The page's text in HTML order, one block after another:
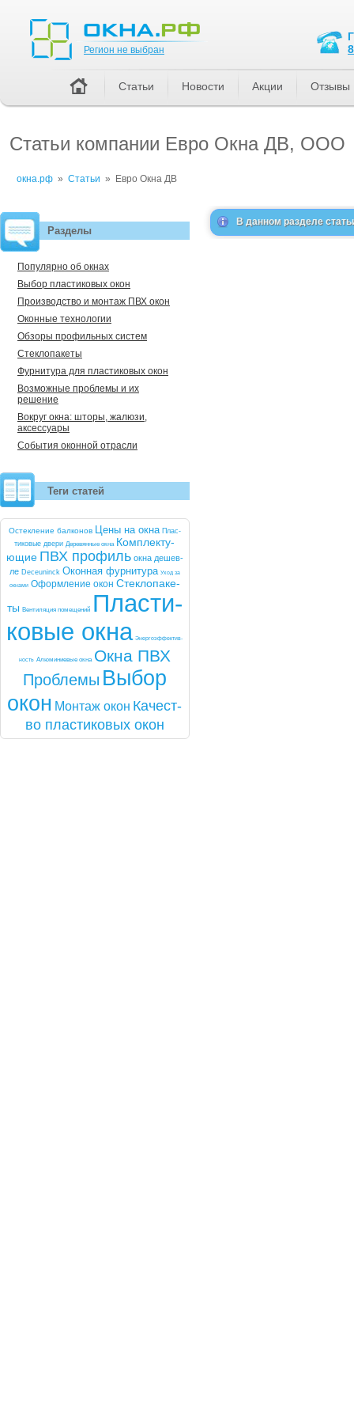
Статьи компании Евро Окна ДВ, ООО
окна.рф » Статьи » Евро Окна ДВ
В данном разделе
Разделы
Популярно об окнах
Выбор пластиковых окон
Производство и монтаж ПВХ окон
Оконные технологии
Обзоры профильных систем
Стеклопакеты
Фурнитура для пластиковых окон
Возможные проблемы и их
решение
Вокруг окна: шторы, жалюзи,
аксессуары
События оконной отрасли
Теги статей
Ос­текле­ние бал­ко­нов Це­ны на ок­на Плас­
ти­ковые две­ри Де­ревян­ные ок­на Комп­лек­ту­
ющие ПВХ про­филь ок­на де­шев­
ле De­ce­uninck Окон­ная фур­ни­тура Уход за
ок­на­ми Оформ­ле­ние окон Стек­ло­паке­
ты Вен­ти­ляция по­меще­ний Плас­ти­
ковые ок­на Энер­го­эф­фектив­
ность Алю­мини­евые ок­на Ок­на ПВХ
Проб­ле­мы Вы­бор
окон Мон­таж окон Ка­чест­
во плас­ти­ковых окон
Регион не выбран
Статьи Новости Акции Отзывы